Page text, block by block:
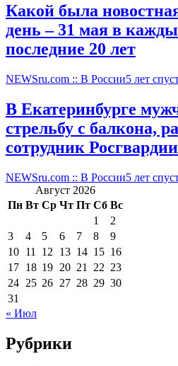
Какой была
день – 31 мая в
последние 20 лет
NEWSru.com :: В России5 лет
В Екатеринбурге
стрельбу с балкона,
сотрудник
NEWSru.com :: В России5 лет
Август 2026
Пн Вт Ср Чт Пт Сб Вс
1
2
3
4 5 6 7 8
9
10 11 12 13 14 15 16
17 18 19 20 21 22 23
24 25 26 27 28 29 30
31
« Июл
Рубрики